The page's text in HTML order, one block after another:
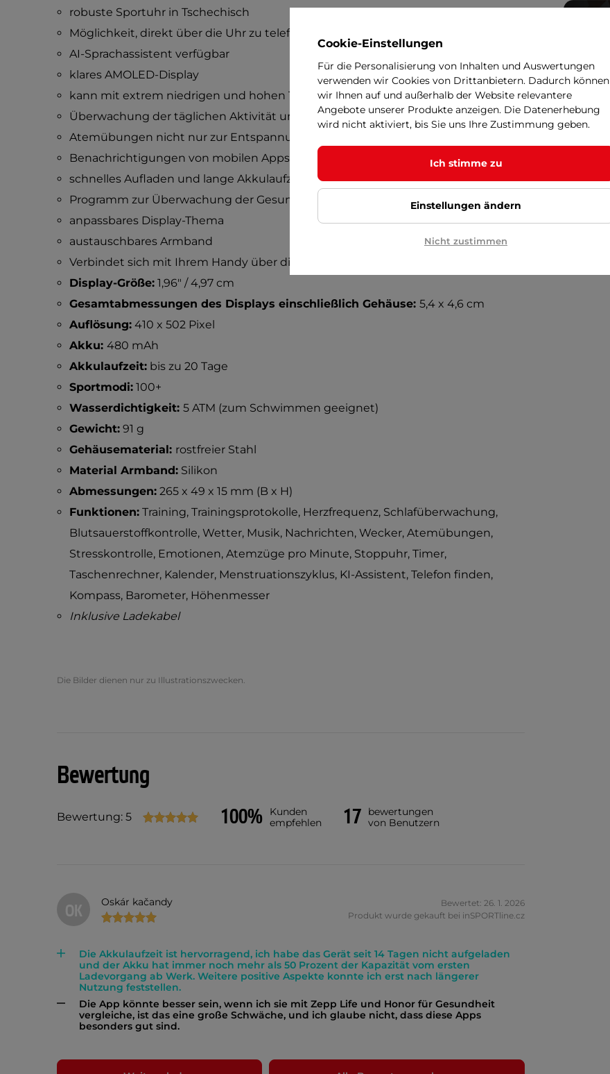
robuste Sportuhr in Tschechisch
Möglichkeit, direkt über die Uhr zu telefonieren
AI-Sprachassistent verfügbar
klares AMOLED-Display
kann mit extrem niedrigen und hohen Temperaturen umgehen
Überwachung der täglichen Aktivität und des Schlafs
Atemübungen nicht nur zur Entspannung
Benachrichtigungen von mobilen Apps und Nachrichten
schnelles Aufladen und lange Akkulaufzeit
Programm zur Überwachung der Gesundheit von Frauen
anpassbares Display-Thema
austauschbares Armband
Verbindet sich mit Ihrem Handy über die GloryFitPRO-App
Display-Größe:1,96" / 4,97 cm
Gesamtabmessungen des Displays einschließlich Gehäuse: 5,4 x 4,6 cm
Auflösung:410 x 502 Pixel
Akku: 480 mAh
Akkulaufzeit:bis zu 20 Tage
Sportmodi:100+
Wasserdichtigkeit: 5 ATM (zum Schwimmen geeignet)
Gewicht:91 g
Gehäusematerial: rostfreier Stahl
Material Armband:Silikon
Abmessungen:265 x 49 x 15 mm (B x H)
Funktionen:Training, Trainingsprotokolle, Herzfrequenz, Schlafüberwachung,
Blutsauerstoffkontrolle, Wetter, Musik, Nachrichten, Wecker, Atemübungen,
Stresskontrolle, Emotionen, Atemzüge pro Minute, Stoppuhr, Timer,
Taschenrechner, Kalender, Menstruationszyklus, KI-Assistent, Telefon finden,
Kompass, Barometer, Höhenmesser
Inklusive Ladekabel
Die Bilder dienen nur zu Illustrationszwecken.
Bewertung
Bewertung: 5 100%
Kunden
empfehlen
17
bewertungen
von Benutzern
OK Oskár kačandy
Bewertet: 26. 1. 2026
Produkt wurde gekauft bei inSPORTline.cz
Die Akkulaufzeit ist hervorragend, ich habe das Gerät seit 14 Tagen nicht aufgeladen
und der Akku hat immer noch mehr als 50 Prozent der Kapazität vom ersten
Ladevorgang ab Werk. Weitere positive Aspekte konnte ich erst nach längerer
Nutzung feststellen.
Die App könnte besser sein, wenn ich sie mit Zepp Life und Honor für Gesundheit
vergleiche, ist das eine große Schwäche, und ich glaube nicht, dass diese Apps
besonders gut sind.
Cookie-Einstellungen
Für die Personalisierung von Inhalten und Auswertungen
verwenden wir Cookies von Drittanbietern. Dadurch können
wir Ihnen auf und außerhalb der Website relevantere
Angebote unserer Produkte anzeigen. Die Datenerhebung
wird nicht aktiviert, bis Sie uns Ihre Zustimmung geben.
Ich stimme zu
Einstellungen ändern
Nicht zustimmen